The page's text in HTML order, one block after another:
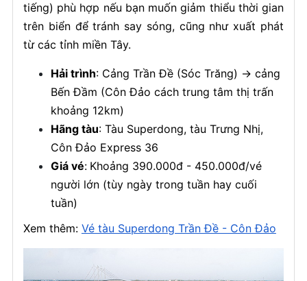
tiếng) phù hợp nếu bạn muốn giảm thiểu thời gian
trên biển để tránh say sóng, cũng như xuất phát
từ các tỉnh miền Tây.
Hải trình: Cảng Trần Đề (Sóc Trăng) → cảng
Bến Đầm (Côn Đảo cách trung tâm thị trấn
khoảng 12km)
Hãng tàu: Tàu Superdong, tàu Trưng Nhị,
Côn Đảo Express 36
Giá vé: Khoảng 390.000đ - 450.000đ/vé
người lớn (tùy ngày trong tuần hay cuối
tuần)
Xem thêm: Vé tàu Superdong Trần Đề - Côn Đảo